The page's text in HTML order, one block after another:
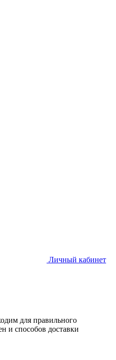
Личный кабинет
для правильного
и способов доставки